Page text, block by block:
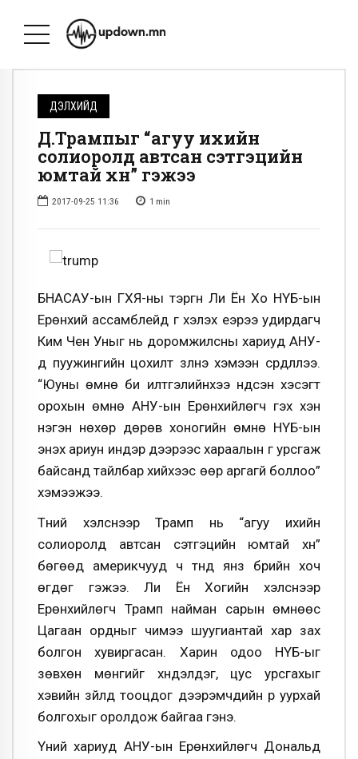
ДЭЛХИЙД
Д.Трампыг “агуу ихийн
солиоролд автсан сэтгэцийн
юмтай хүн” гэжээ
2017-09-25 11:36 1 min
БНАСАУ-ын ГХЯ-ны тэргүүн Ли Ён Хо НҮБ-ын
Ерөнхий ассамблейд үг хэлэх үеэрээ удирдагч
Ким Чен Уныг нь доромжилсны хариуд АНУ-
д пуужингийн цохилт үзүүлнэ хэмээн сүрдүүллээ.
“Юуны өмнө би илтгэлийнхээ үндсэн хэсэгт
орохын өмнө АНУ-ын Ерөнхийлөгч гэх хэн
нэгэн нөхөр дөрөв хоногийн өмнө НҮБ-ын
энэхүү ариун индэр дээрээс хараалын үг урсгаж
байсанд тайлбар хийхээс өөр аргагүй боллоо”
хэмээжээ.
Түүний хэлснээр Трамп нь “агуу ихийн
солиоролд автсан сэтгэцийн юмтай хүн”
бөгөөд америкчууд ч түүнд янз бүрийн хоч
өгдөг гэжээ. Ли Ён Хогийн хэлснээр
Ерөнхийлөгч Трамп найман сарын өмнөөс
Цагаан ордныг чимээ шуугиантай хар зах
болгон хувиргасан. Харин одоо НҮБ-ыг
зөвхөн мөнгийг хүндэлдэг, цус урсгахыг
хэвийн зүйлд тооцдог дээрэмчдийн үүр уурхай
болгохыг оролдож байгаа гэнэ.
Үүний хариуд АНУ-ын Ерөнхийлөгч Дональд